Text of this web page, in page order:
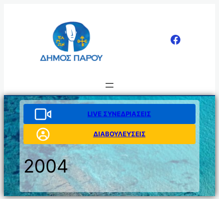
LIVE ΣΥΝΕΔΡΙΑΣΕΙΣ
ΔΙΑΒΟΥΛΕΥΣΕΙΣ
2004